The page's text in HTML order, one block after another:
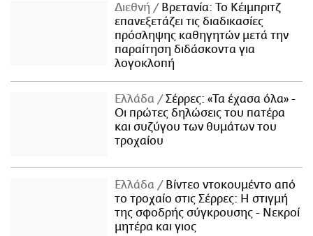
Διεθνή
Βρετανία: Το Κέιμπριτζ
επανεξετάζει τις διαδικασίες
πρόσληψης καθηγητών μετά την
παραίτηση διδάσκοντα για
λογοκλοπή
Ελλάδα
Σέρρες: «Τα έχασα όλα» -
Οι πρώτες δηλώσεις του πατέρα
και συζύγου των θυμάτων του
τροχαίου
Ελλάδα
Βίντεο ντοκουμέντο από
το τροχαίο στις Σέρρες: Η στιγμή
της σφοδρής σύγκρουσης - Νεκροί
μητέρα και γιος